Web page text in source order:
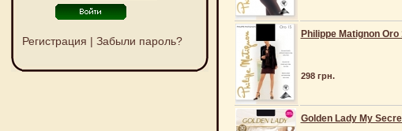
Регистрация | Забыли пароль?
Philippe Matignon Oro
298 грн.
Golden Lady My